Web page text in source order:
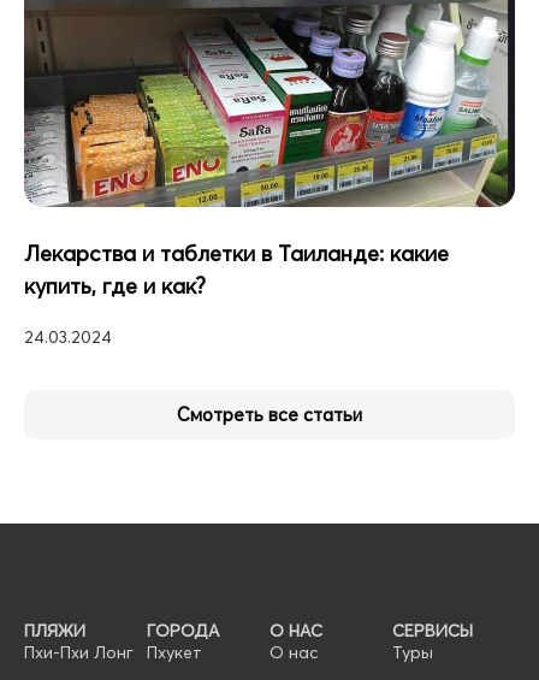
Лекарства и таблетки в Таиланде: какие
купить, где и как?
24.03.2024
Смотреть все статьи
ПЛЯЖИ
Пхи-Пхи Лонг
ГОРОДА
Пхукет
О НАС
О нас
СЕРВИСЫ
Туры